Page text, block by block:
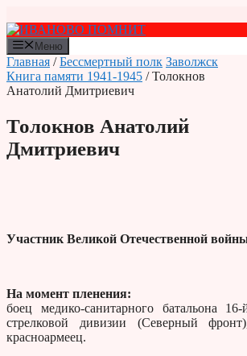
к
содержимому
Меню
Главная /Бессмертный полк Заволжск
Книга памяти 1941-1945 / Толокнов
Анатолий Дмитриевич
Толокнов Анатолий
Дмитриевич
Участник Великой Отечественной
На момент пленения:
боец медико-санитарного батальона 16-
стрелковой дивизии (Северный
красноармеец.